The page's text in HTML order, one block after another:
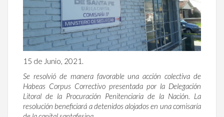
15 de Junio, 2021.
Se resolvió de manera favorable una acción colectiva de
Habeas Corpus Correctivo presentada por la Delegación
Litoral de la Procuración Penitenciaria de la Nación. La
resolución beneficiará a detenidos alojados en una comisaría